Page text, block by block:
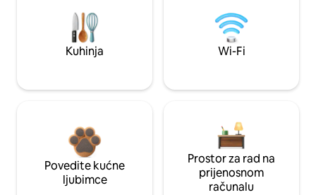
Kuhinja Wi-Fi
Povedite kućne
ljubimce
Prostor za rad na
prijenosnom
računalu